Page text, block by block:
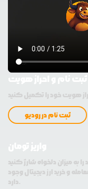
ثبت نام در رودیو
امکان معامله و خرید ارز دیجیتال وجود
دارد.